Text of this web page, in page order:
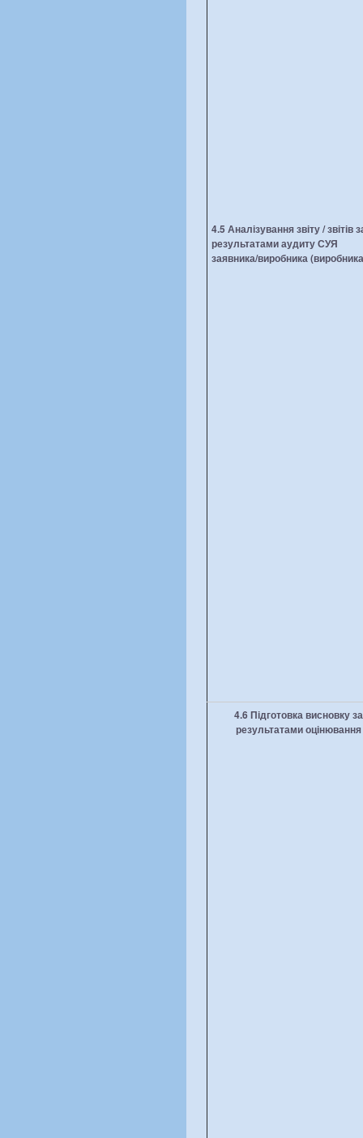
4.5 Аналізування звіту / звітів
результатами аудиту СУЯ
заявника/виробника
4.6 Підготовка висновку за
результатами оцінювання